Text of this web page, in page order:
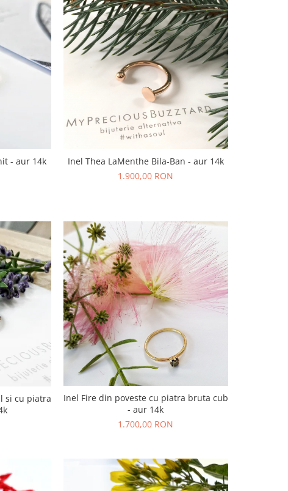
- aur 14k
Inel Thea LaMenthe Bila-Ban - aur 14k
1.900,00 RON
si cu piatra
Inel Fire din poveste cu piatra bruta cub
- aur 14k
1.700,00 RON